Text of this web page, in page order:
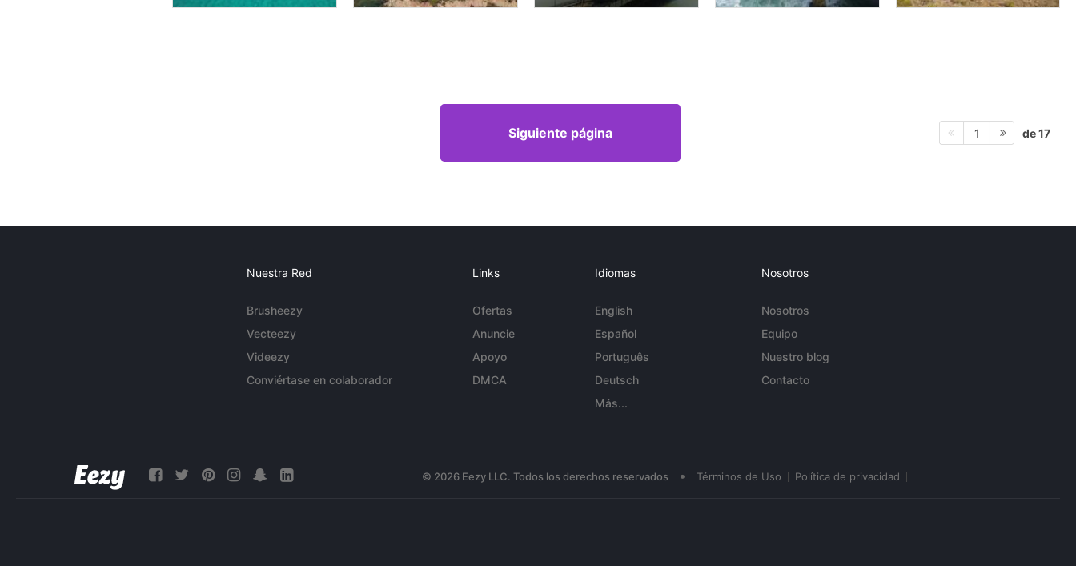
Siguiente página 1 de 17
Nuestra Red
Brusheezy
Vecteezy
Videezy
Conviértase en colaborador
Links
Ofertas
Anuncie
Apoyo
DMCA
Idiomas
English
Español
Português
Deutsch
Más...
Nosotros
Nosotros
Equipo
Nuestro blog
Contacto
© 2026 Eezy LLC. Todos los derechos reservados • Términos de Uso Política de privacidad